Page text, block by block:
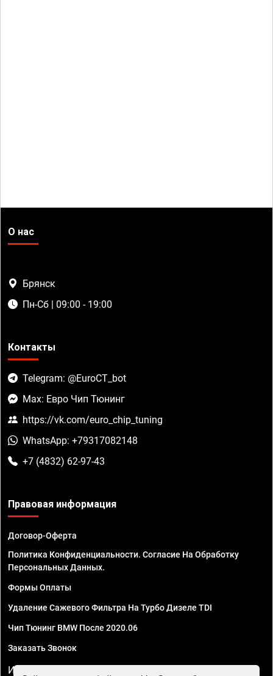
О нас
Брянск
Пн-Сб | 09:00 - 19:00
Контакты
Telegram: @EuroCT_bot
Max: Евро Чип Тюнинг
https://vk.com/euro_chip_tuning
WhatsApp: +79317082148
+7 (4832) 62-97-43
Правовая информация
Договор-Оферта
Политика Конфиденциальности. Согласие На Обработку
Персональных Данных.
Формы Оплаты
Удаление Сажевого Фильтра На Турбо Дизеле TDI
Чип Тюнинг BMW После 2020.06
Заказать Звонок
ИП Смирнов Георгий Павлович. ИНН 781302555843,